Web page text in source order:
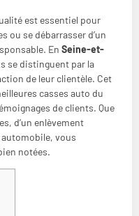
est essentiel pour
ou se débarrasser d’un
En Seine-et-
se distinguent par la
de leur clientèle. Cet
casses auto du
de clients. Que
d’un enlèvement
automobile, vous
notées.